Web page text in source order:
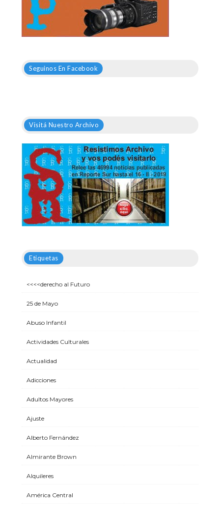
Seguinos En Facebook
Visitá Nuestro Archivo
Etiquetas
<<<<derecho al Futuro
25 de Mayo
Abuso Infantil
Actividades Culturales
Actualidad
Adicciones
Adultos Mayores
Ajuste
Alberto Fernández
Almirante Brown
Alquileres
América Central